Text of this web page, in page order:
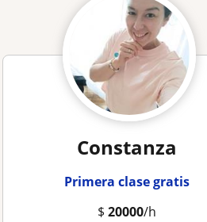
Constanza
Primera clase gratis
$ 20000/h